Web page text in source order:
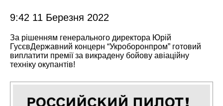
9:42 11 Березня 2022
За рішенням генерального директора Юрій
ГусєвДержавний концерн “Укроборонпром” готовий
виплатити премії за викрадену бойову авіаційну
техніку окупантів!